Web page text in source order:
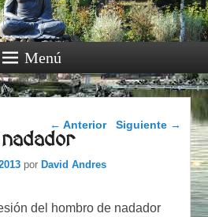
Menú
Navegación de entradas
← Anterior Siguiente →
porDavid Andres
del hombro de nadador